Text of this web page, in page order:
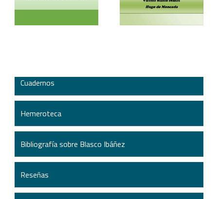
Cuadernos
Hemeroteca
Bibliografía sobre Blasco Ibáñez
Reseñas